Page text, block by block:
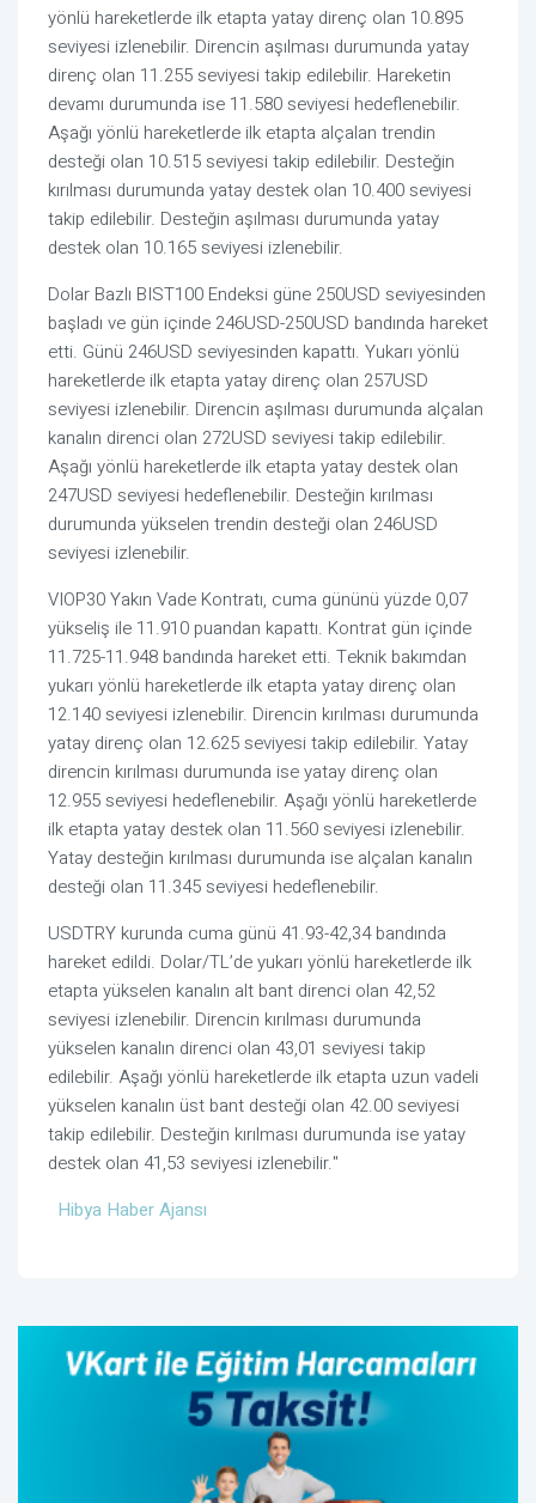
yönlü hareketlerde ilk etapta yatay direnç olan 10.895
seviyesi izlenebilir. Direncin aşılması durumunda yatay
direnç olan 11.255 seviyesi takip edilebilir. Hareketin
devamı durumunda ise 11.580 seviyesi hedeflenebilir.
Aşağı yönlü hareketlerde ilk etapta alçalan trendin
desteği olan 10.515 seviyesi takip edilebilir. Desteğin
kırılması durumunda yatay destek olan 10.400 seviyesi
takip edilebilir. Desteğin aşılması durumunda yatay
destek olan 10.165 seviyesi izlenebilir.
Dolar Bazlı BIST100 Endeksi güne 250USD seviyesinden
başladı ve gün içinde 246USD-250USD bandında hareket
etti. Günü 246USD seviyesinden kapattı. Yukarı yönlü
hareketlerde ilk etapta yatay direnç olan 257USD
seviyesi izlenebilir. Direncin aşılması durumunda alçalan
kanalın direnci olan 272USD seviyesi takip edilebilir.
Aşağı yönlü hareketlerde ilk etapta yatay destek olan
247USD seviyesi hedeflenebilir. Desteğin kırılması
durumunda yükselen trendin desteği olan 246USD
seviyesi izlenebilir.
VIOP30 Yakın Vade Kontratı, cuma gününü yüzde 0,07
yükseliş ile 11.910 puandan kapattı. Kontrat gün içinde
11.725-11.948 bandında hareket etti. Teknik bakımdan
yukarı yönlü hareketlerde ilk etapta yatay direnç olan
12.140 seviyesi izlenebilir. Direncin kırılması durumunda
yatay direnç olan 12.625 seviyesi takip edilebilir. Yatay
direncin kırılması durumunda ise yatay direnç olan
12.955 seviyesi hedeflenebilir. Aşağı yönlü hareketlerde
ilk etapta yatay destek olan 11.560 seviyesi izlenebilir.
Yatay desteğin kırılması durumunda ise alçalan kanalın
desteği olan 11.345 seviyesi hedeflenebilir.
USDTRY kurunda cuma günü 41.93-42,34 bandında
hareket edildi. Dolar/TL’de yukarı yönlü hareketlerde ilk
etapta yükselen kanalın alt bant direnci olan 42,52
seviyesi izlenebilir. Direncin kırılması durumunda
yükselen kanalın direnci olan 43,01 seviyesi takip
edilebilir. Aşağı yönlü hareketlerde ilk etapta uzun vadeli
yükselen kanalın üst bant desteği olan 42.00 seviyesi
takip edilebilir. Desteğin kırılması durumunda ise yatay
destek olan 41,53 seviyesi izlenebilir."
Hibya Haber Ajansı